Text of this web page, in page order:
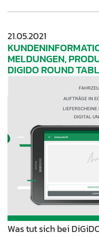
21.05.2021
MELDUNGEN,
DIGIDO ROUND
Was tut sich bei